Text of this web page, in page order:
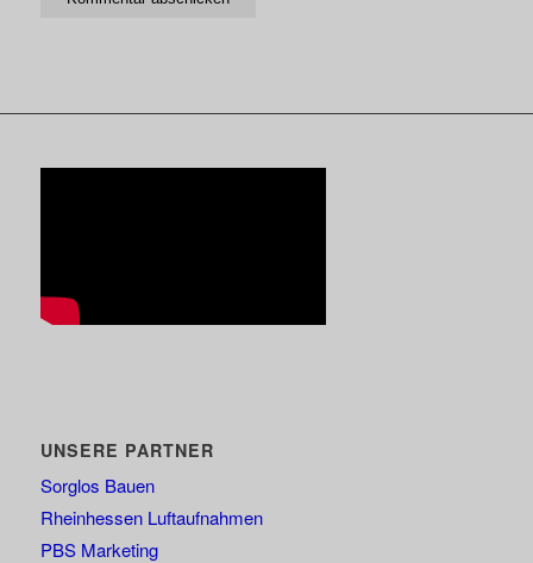
UNSERE PARTNER
Sorglos Bauen
Rheinhessen Luftaufnahmen
PBS Marketing